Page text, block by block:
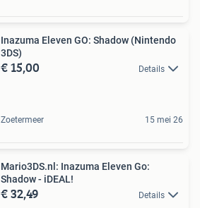
Inazuma Eleven GO: Shadow (Nintendo
3DS)
€ 15,00 Details
Zoetermeer 15 mei 26
Mario3DS.nl: Inazuma Eleven Go:
Shadow - iDEAL!
€ 32,49 Details